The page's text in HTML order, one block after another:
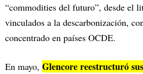
“commodities del futuro”, desde el
vinculados a la descarbonización,
concentrado en países OCDE.​
En mayo, Glencore reestructuró